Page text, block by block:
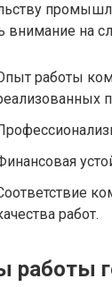
внимание на
работы
работ.
работы